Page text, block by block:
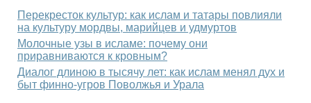
Перекресток культур: как ислам и татары повлияли
на культуру мордвы, марийцев и удмуртов
Молочные узы в исламе: почему они
приравниваются к кровным?
Диалог длиною в тысячу лет: как ислам менял дух и
быт финно-угров Поволжья и Урала